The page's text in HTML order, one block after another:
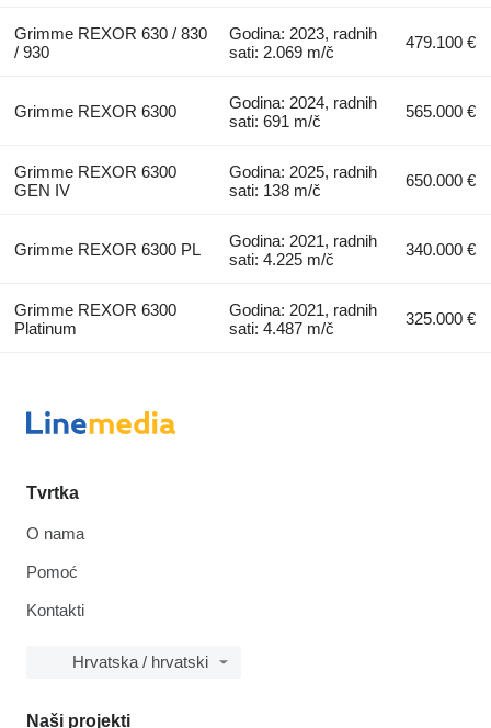
Grimme REXOR 630 / 830
/ 930
Godina: 2023, radnih
sati: 2.069 m/č
479.100 €
Grimme REXOR 6300
Godina: 2024, radnih
sati: 691 m/č
565.000 €
Grimme REXOR 6300
GEN IV
Godina: 2025, radnih
sati: 138 m/č
650.000 €
Grimme REXOR 6300 PL
Godina: 2021, radnih
sati: 4.225 m/č
340.000 €
Grimme REXOR 6300
Platinum
Godina: 2021, radnih
sati: 4.487 m/č
325.000 €
Tvrtka
O nama
Pomoć
Kontakti
Hrvatska / hrvatski
Naši projekti